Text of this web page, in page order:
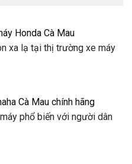
Honda Cà Mau
xa lạ tại thị trường xe máy
Cà Mau chính hãng
phổ biến với người dân